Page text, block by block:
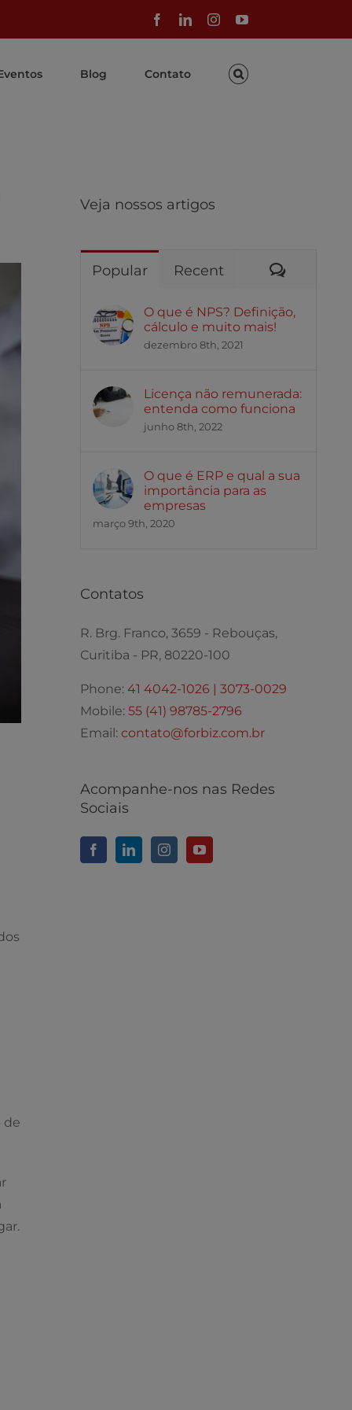
FacebookLinkedInInstagramYouTube
Blog Contato
de
Veja nossos artigos
Popular Recent
O que é NPS? Definição,
cálculo e muito mais!
dezembro 8th, 2021
Licença não remunerada:
entenda como funciona
junho 8th, 2022
O que é ERP e qual a sua
importância para as
empresas
março 9th, 2020
Contatos
R. Brg. Franco, 3659 - Rebouças,
Curitiba - PR, 80220-100
Phone:41 4042-1026 | 3073-0029
Mobile:55 (41) 98785-2796
Email: contato@forbiz.com.br
Acompanhe-nos nas Redes
Sociais